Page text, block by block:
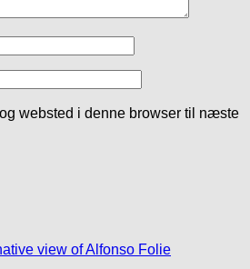
websted i denne browser til næste